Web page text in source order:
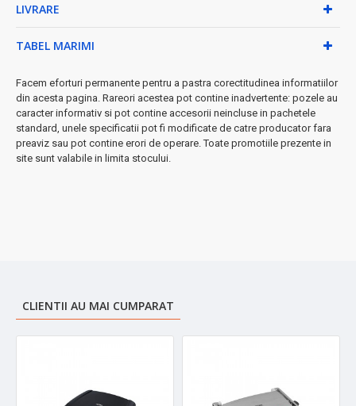
în timpul funcționării
bucătărie
◆ Beneficii practice pentru tine:
• Pregătire rapidă - sandwich-uri gata în doar 3-4 minute
• Curățare facilă - plăcile antiadezive se curăță cu o cârpă
umedă
• Design compact - potrivit pentru orice bucătărie
LIVRARE
TABEL MARIMI
Facem eforturi permanente pentru a pastra corectitudinea informatiilor
din acesta pagina. Rareori acestea pot contine inadvertente: pozele au
caracter informativ si pot contine accesorii neincluse in pachetele
standard, unele specificatii pot fi modificate de catre producator fara
preaviz sau pot contine erori de operare. Toate promotiile prezente in
site sunt valabile in limita stocului.
CLIENTII AU MAI CUMPARAT